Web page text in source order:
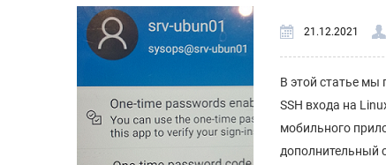
21.12.2021
В этой статье мы
SSH входа на
мобильного
дополнительный